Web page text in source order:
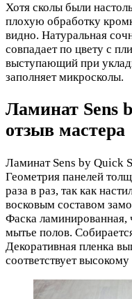
Хотя сколы были
плохую обработку
видно. Натуральная
совпадает по цвету с
выступающий при
заполняет микросколы.
Ламинат Sens
отзыв мастера
Ламинат Sens by Quick
Геометрия панелей
раза в раз, так как
восковым составом
Фаска ламинированная,
мытье полов.
Декоративная пленка
соответствует высокому